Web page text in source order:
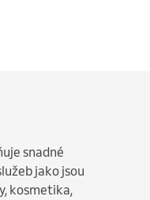
snadné
jako jsou
kosmetika,